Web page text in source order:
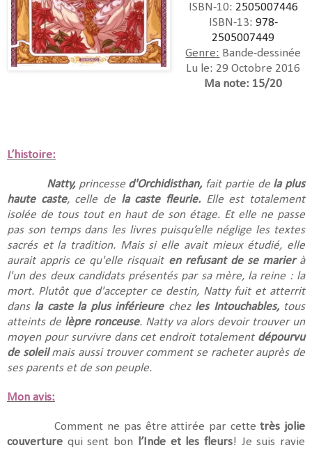
ISBN-10: 2505007446
ISBN-13: 978-
2505007449
Genre: Bande-dessinée
Lu le: 29 Octobre 2016
Ma note: 15/20
L’histoire:
Natty,princesse d'Orchidisthan, fait partie de la plus
haute caste, celle de la caste fleurie. Elle est totalement
isolée de tous tout en haut de son étage. Et elle ne passe
pas son temps dans les livres puisqu’elle néglige les textes
sacrés et la tradition. Mais si elle avait mieux étudié, elle
aurait appris ce qu'elle risquait en refusant de se marierà
l'un des deux candidats présentés par sa mère, la reine : la
mort. Plutôt que d'accepter ce destin, Natty fuit et atterrit
dans la caste la plus inférieure chez les Intouchables,tous
atteints de lèpre ronceuse. Natty va alors devoir trouver un
moyen pour survivre dans cet endroit totalement dépourvu
de soleilmais aussi trouver comment se racheter auprès de
ses parents et de son peuple.
Mon avis:
Comment ne pas être attirée par cette très jolie
couverture qui sent bon l’Inde et les fleurs! Je suis ravie